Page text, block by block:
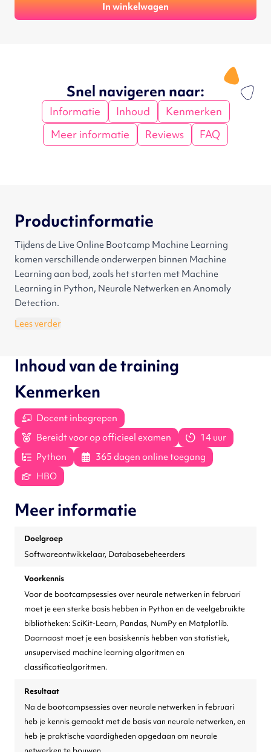
In winkelwagen
Snel navigeren naar:
Informatie Inhoud
Kenmerken
Meer informatie
Reviews FAQ
Productinformatie
Tijdens de Live Online Bootcamp Machine Learning
komen verschillende onderwerpen binnen Machine
Learning aan bod, zoals het starten met Machine
Learning in Python, Neurale Netwerken en Anomaly
Detection.
Uitgebreid lesmateriaal
Sparren / chatten met medecursisten.
Begeleiding door docenten.
volgende data:
Sessie 1: Dinsdag 19-11-2024 van 17.00 uur tot 20.00 uur.
Sessie 2: Woensdag 20-11-2024 van 17.00 uur tot 20.00
uur.
Sessie 3: Donderdag 21-11-2024 van 17.00 uur tot 20.00
Sessie 4: Vrijdag 22-11-2024 van 17.00 uur tot 20.00 uur.
wereld van Anomaly Detection en geeft inzicht in hun
werking en toepassingen. Van fundamentele kennis tot
om krachtige voorspellende systemen te bouwen, latente
patronen te ontdekken in uitgebreide datasets en je
begrip verder te vergroten door middel van praktische
voorbeelden, waaronder het meten van prestaties, het
tunen van algoritmen en het versnellen van neurale
netwerken.
Praktische informatie:
Anaconda te downloaden en installeren vanaf de
volgende URL:
https://www.anaconda.com/products/distribution
Als je de software niet lokaal kunt installeren, kun je de
Lees verder
Inhoud van de training
Kenmerken
Docent inbegrepen
Bereidt voor op officieel examen
14 uur
Python
365 dagen online toegang
HBO
Meer informatie
Doelgroep
Softwareontwikkelaar, Databasebeheerders
Voorkennis
Voor de bootcampsessies over neurale netwerken in februari
moet je een sterke basis hebben in Python en de veelgebruikte
bibliotheken: SciKit-Learn, Pandas, NumPy en Matplotlib.
Daarnaast moet je een basiskennis hebben van statistiek,
unsupervised machine learning algoritmen en
classificatiealgoritmen.
Resultaat
Na de bootcampsessies over neurale netwerken in februari
heb je kennis gemaakt met de basis van neurale netwerken, en
heb je praktische vaardigheden opgedaan om neurale